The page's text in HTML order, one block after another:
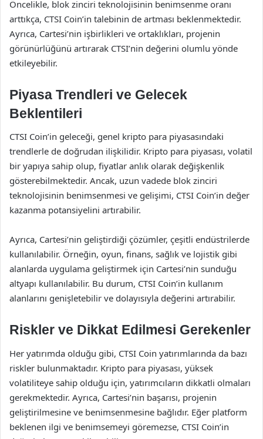
Öncelikle, blok zinciri teknolojisinin benimsenme oranı
arttıkça, CTSI Coin’in talebinin de artması beklenmektedir.
Ayrıca, Cartesi’nin işbirlikleri ve ortaklıkları, projenin
görünürlüğünü artırarak CTSI’nin değerini olumlu yönde
etkileyebilir.
Piyasa Trendleri ve Gelecek
Beklentileri
CTSI Coin’in geleceği, genel kripto para piyasasındaki
trendlerle de doğrudan ilişkilidir. Kripto para piyasası, volatil
bir yapıya sahip olup, fiyatlar anlık olarak değişkenlik
gösterebilmektedir. Ancak, uzun vadede blok zinciri
teknolojisinin benimsenmesi ve gelişimi, CTSI Coin’in değer
kazanma potansiyelini artırabilir.
Ayrıca, Cartesi’nin geliştirdiği çözümler, çeşitli endüstrilerde
kullanılabilir. Örneğin, oyun, finans, sağlık ve lojistik gibi
alanlarda uygulama geliştirmek için Cartesi’nin sunduğu
altyapı kullanılabilir. Bu durum, CTSI Coin’in kullanım
alanlarını genişletebilir ve dolayısıyla değerini artırabilir.
Riskler ve Dikkat Edilmesi Gerekenler
Her yatırımda olduğu gibi, CTSI Coin yatırımlarında da bazı
riskler bulunmaktadır. Kripto para piyasası, yüksek
volatiliteye sahip olduğu için, yatırımcıların dikkatli olmaları
gerekmektedir. Ayrıca, Cartesi’nin başarısı, projenin
geliştirilmesine ve benimsenmesine bağlıdır. Eğer platform
beklenen ilgi ve benimsemeyi göremezse, CTSI Coin’in